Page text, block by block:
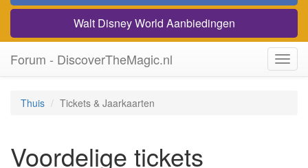
Walt Disney World Aanbiedingen
Forum - DiscoverTheMagic.nl
Thuis Tickets & Jaarkaarten
Voordelige tickets